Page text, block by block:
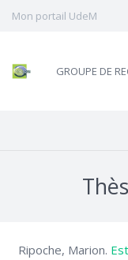
Mon portail UdeM
GROUPE DE
Ripoche, Marion.